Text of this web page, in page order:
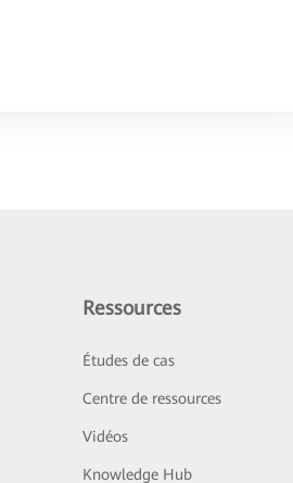
Ressources
Études de cas
Centre de ressources
Vidéos
Knowledge Hub